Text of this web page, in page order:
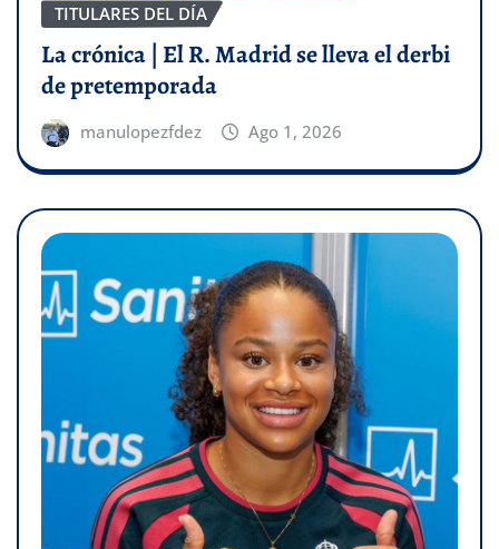
TITULARES DEL DÍA
La crónica | El R. Madrid se lleva el derbi
de pretemporada
manulopezfdez Ago 1, 2026